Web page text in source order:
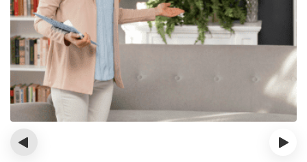
‹ ›